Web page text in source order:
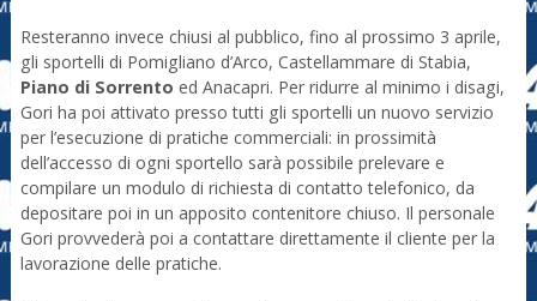
Resteranno invece chiusi al pubblico, fino al prossimo 3 aprile,
gli sportelli di Pomigliano d’Arco, Castellammare di Stabia,
Piano di Sorrento ed Anacapri. Per ridurre al minimo i disagi,
Gori ha poi attivato presso tutti gli sportelli un nuovo servizio
per l’esecuzione di pratiche commerciali: in prossimità
dell’accesso di ogni sportello sarà possibile prelevare e
compilare un modulo di richiesta di contatto telefonico, da
depositare poi in un apposito contenitore chiuso. Il personale
Gori provvederà poi a contattare direttamente il cliente per la
lavorazione delle pratiche.